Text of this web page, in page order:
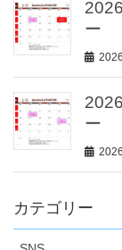
ー
ー
カテゴリー